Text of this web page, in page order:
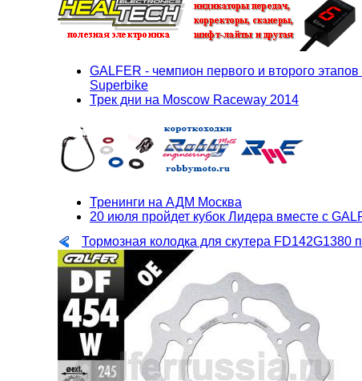
GALFER - чемпион первого и второго этапов
Superbike
Трек дни на Moscow Raceway 2014
Тренинги на АДМ Москва
20 июля пройдет кубок Лидера вместе с
Тормозная колодка для скутера FD142G1380